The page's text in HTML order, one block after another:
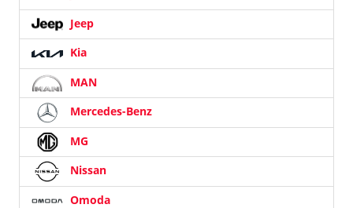
Jeep
Kia
MAN
Mercedes-Benz
MG
Nissan
Omoda